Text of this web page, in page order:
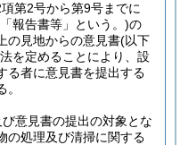
第2号から第9号までに
報告書等」という。)の
の見地からの意見書(以下
を定めることにより、設
る者に意見書を提出する
意見書の提出の対象とな
の処理及び清掃に関する